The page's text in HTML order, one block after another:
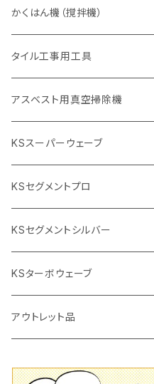
セグメント（特殊凸凹加工チップ
一般道路カッター用
355mm（14インチ）
305mm（12インチ）
355mm（14インチ）
押し切り（タイル切断機）
本体
電動切断機
本体
ダイヤモンドホイール
ブリック＆ブロック用切断機
穴あけ用工具
タイルニッパー
プロ用鏝（こて）
吸着盤
その他
かくはん機（撹拌機）
本体
低速回転
高速回転
付属品
撹拌羽根
撹拌軸
タイル工事用工具
手動工具
押し切り（手動切断機
押し切り替え刃（手動切断機替え刃
電動工具
電動切断機
タイルパッチ（ビブラート
アスベスト用真空掃除機
KSスーパーウェーブ
105mm（4インチ）
125ｍｍ（5インチ）
KSセグメントプロ
105mm（4インチ）
通常品
ビス穴付き
125mm（5インチ）
通常品
150ｍｍ（6インチ）
KSセグメントシルバー
105mm（4インチ）
125mm（5インチ）
KSターボウェーブ
105mm（4インチ）
アウトレット品